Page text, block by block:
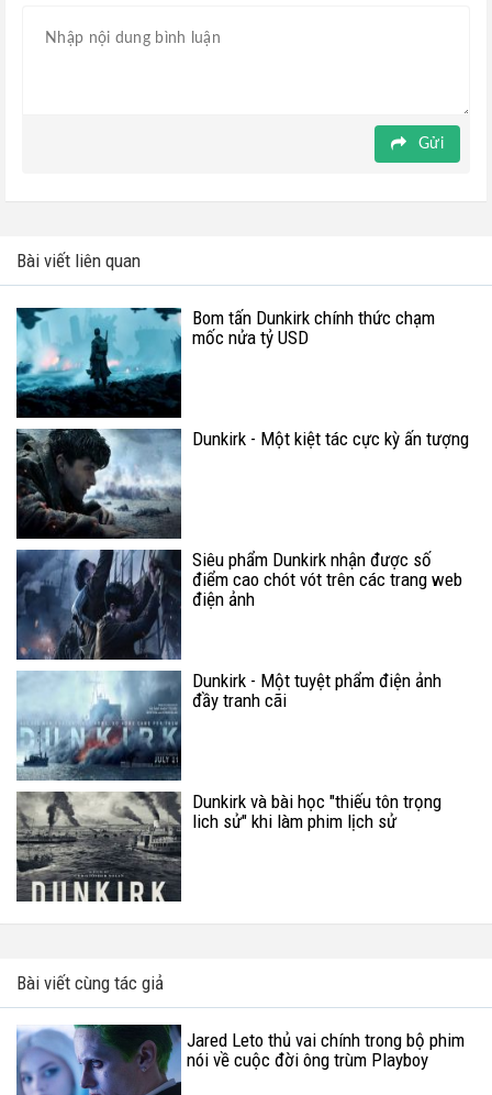
Gửi
Bài viết liên quan
Bom tấn Dunkirk chính thức chạm
mốc nửa tỷ USD
Dunkirk - Một kiệt tác cực kỳ ấn tượng
Siêu phẩm Dunkirk nhận được số
điểm cao chót vót trên các trang web
điện ảnh
Dunkirk - Một tuyệt phẩm điện ảnh
đầy tranh cãi
Dunkirk và bài học "thiếu tôn trọng
lich sử" khi làm phim lịch sử
Bài viết cùng tác giả
Jared Leto thủ vai chính trong bộ phim
nói về cuộc đời ông trùm Playboy